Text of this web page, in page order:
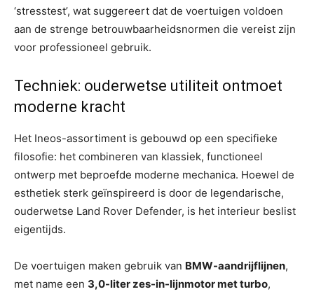
‘stresstest’, wat suggereert dat de voertuigen voldoen
aan de strenge betrouwbaarheidsnormen die vereist zijn
voor professioneel gebruik.
Techniek: ouderwetse utiliteit ontmoet
moderne kracht
Het Ineos-assortiment is gebouwd op een specifieke
filosofie: het combineren van klassiek, functioneel
ontwerp met beproefde moderne mechanica. Hoewel de
esthetiek sterk geïnspireerd is door de legendarische,
ouderwetse Land Rover Defender, is het interieur beslist
eigentijds.
De voertuigen maken gebruik van BMW-aandrijflijnen,
met name een 3,0-liter zes-in-lijnmotor met turbo,